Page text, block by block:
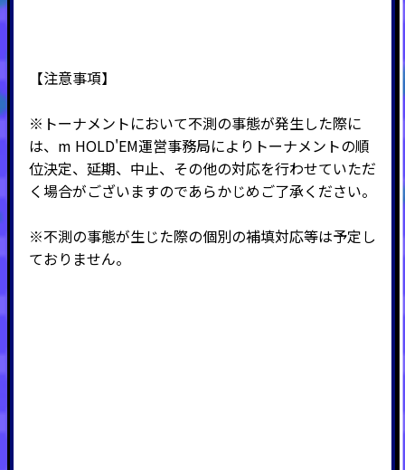
【注意事項】
※トーナメントにおいて不測の事態が発生した際に
は、m HOLD'EM運営事務局によりトーナメントの順
位決定、延期、中止、その他の対応を行わせていただ
く場合がございますのであらかじめご了承ください。
※不測の事態が生じた際の個別の補填対応等は予定し
ておりません。